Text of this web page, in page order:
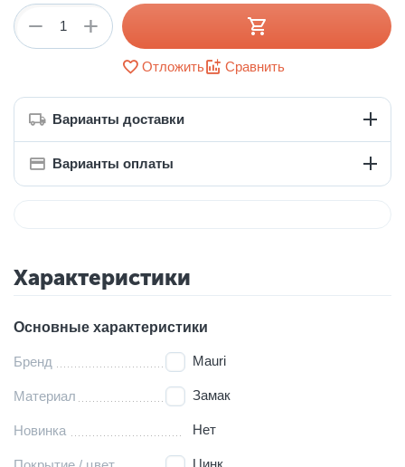
+
−
Отложить Сравнить
Варианты доставки
Варианты оплаты
Характеристики
Основные характеристики
Бренд Mauri
Материал Замак
Новинка Нет
Цинк